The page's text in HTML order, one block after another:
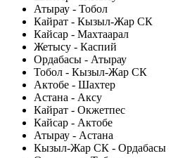
Атырау - Тобол
Кайрат - Кызыл-Жар СК
Кайсар - Махтаарал
Жетысу - Каспий
Ордабасы - Атырау
Тобол - Кызыл-Жар СК
Актобе - Шахтер
Астана - Аксу
Кайрат - Окжетпес
Кайсар - Актобе
Атырау - Астана
Кызыл-Жар СК - Ордабасы